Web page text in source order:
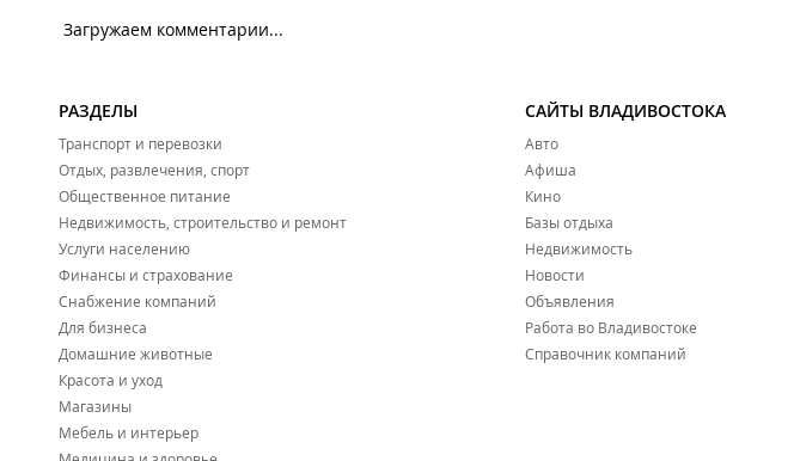
Загружаем комментарии...
РАЗДЕЛЫ
Транспорт и перевозки
Отдых, развлечения, спорт
Общественное питание
Недвижимость, строительство и ремонт
Услуги населению
Финансы и страхование
Снабжение компаний
Для бизнеса
Домашние животные
Красота и уход
Магазины
Мебель и интерьер
САЙТЫ ВЛАДИВОСТОКА
Авто
Афиша
Кино
Базы отдыха
Недвижимость
Новости
Объявления
Работа во Владивостоке
Справочник компаний